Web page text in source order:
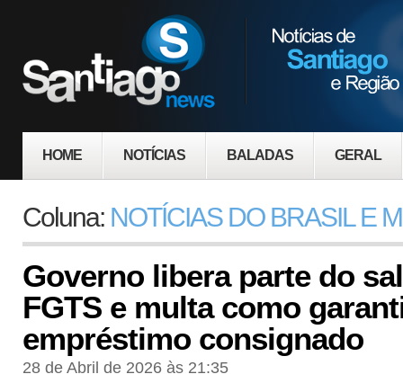
HOME NOTÍCIAS BALADAS GERAL
Coluna: NOTÍCIAS DO BRASIL E
Governo libera parte do
FGTS e multa como
empréstimo consignado
28 de Abril de 2026 às 21:35